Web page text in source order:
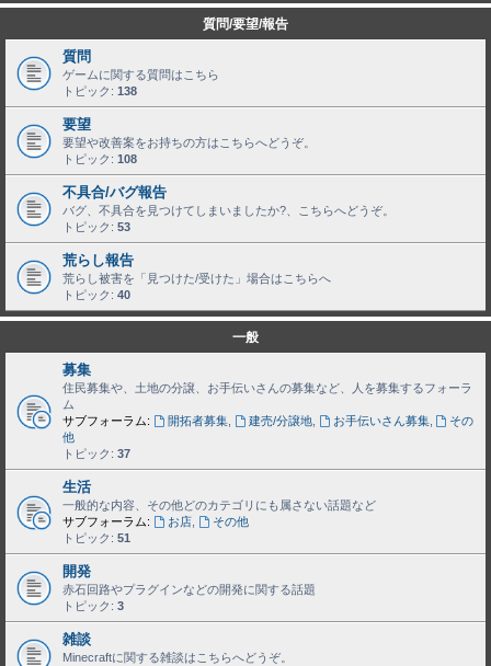
質問/要望/報告
質問
ゲームに関する質問はこちら
トピック: 138
要望
要望や改善案をお持ちの方はこちらへどうぞ。
トピック: 108
不具合/バグ報告
バグ、不具合を見つけてしまいましたか?、こちらへどうぞ。
トピック: 53
荒らし報告
荒らし被害を「見つけた/受けた」場合はこちらへ
トピック: 40
一般
募集
住民募集や、土地の分譲、お手伝いさんの募集など、人を募集するフォーラ
ム
サブフォーラム:
開拓者募集, 建売/分譲地, お手伝いさん募集,
その
他
トピック: 37
生活
一般的な内容、その他どのカテゴリにも属さない話題など
サブフォーラム:
お店,
その他
トピック: 51
開発
赤石回路やプラグインなどの開発に関する話題
トピック: 3
雑談
Minecraftに関する雑談はこちらへどうぞ。